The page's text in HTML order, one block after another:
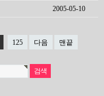
2005-05-10
125 다음 맨끝